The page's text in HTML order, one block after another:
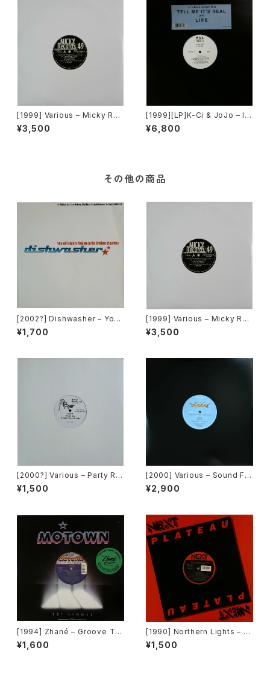
[1999] Various – Micky Rec
ord Vol. 49 [Micky Record
s Inc.][PROMO]
¥3,500
[1999][LP]K-Ci & JoJo – I
t's Real [MCA Records]
¥6,800
その他の商品
[2002?] Dishwasher – You
Will Always Find Me In The
Kitchen At Parties [Ka2 Mu
¥1,700
[1999] Various – Micky Rec
ord Vol. 49 [Micky Record
s Inc.][PROMO]
¥3,500
[2000?] Various – Party Re
mixers Volume 5 [OPR]
¥1,500
[2000] Various – Sound Fa
ctory Y&Co. / Back To The
"Disco" 〜私もDiscoへ連れ
¥2,900
[1994] Zhané – Groove Th
ang (Remix) [Motown][在庫
B]
¥1,600
[1990] Northern Lights – J
et Lag [Next Plateau Recor
ds Inc.]
¥1,500